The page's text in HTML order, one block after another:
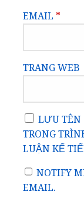
EMAIL *
TRANG WEB
LƯU TÊN
TRONG
LUẬN KẾ
NOTIFY
EMAIL.